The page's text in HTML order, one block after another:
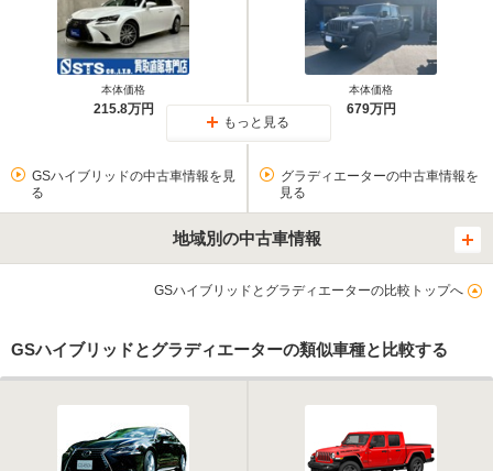
本体価格
215.8万円
本体価格
679万円
もっと見る
GSハイブリッドの中古車情報を見
る
グラディエーターの中古車情報を
見る
地域別の中古車情報
GSハイブリッドとグラディエーターの比較トップへ
GSハイブリッドとグラディエーターの類似車種と比較する